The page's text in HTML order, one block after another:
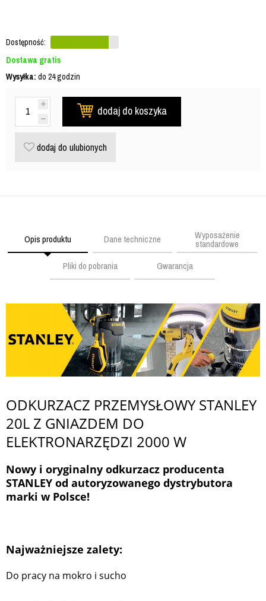
Dostępność:
Dostawa gratis
Wysyłka: do 24 godzin
dodaj do koszyka
dodaj do ulubionych
Opis produktu Dane techniczne Wyposażenie
standardowe
Pliki do pobrania
Gwarancja
ODKURZACZ PRZEMYSŁOWY STANLEY
20L Z GNIAZDEM DO
ELEKTRONARZĘDZI 2000 W
Nowy i oryginalny odkurzacz producenta
STANLEY od autoryzowanego dystrybutora
marki w Polsce!
Najważniejsze zalety:
Do pracy na mokro i sucho